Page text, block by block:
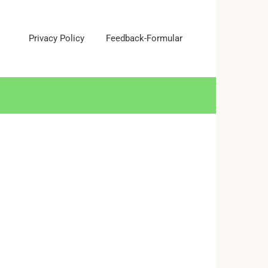
Privacy Policy Feedback-Formular